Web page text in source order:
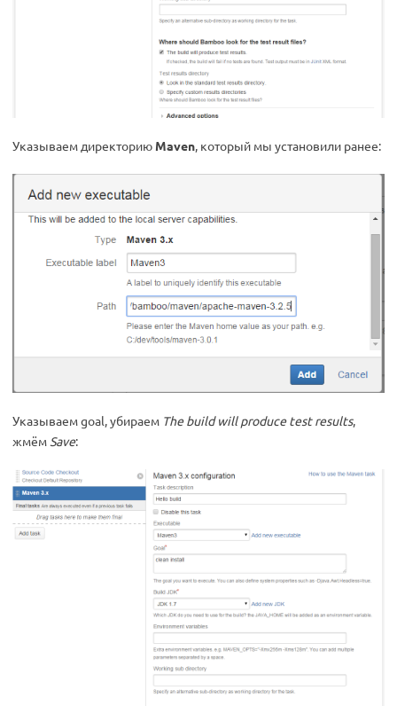
Указываем директорию Maven, который мы установили ранее:
Указываем goal, убираем The build will produce test results,
жмём Save: